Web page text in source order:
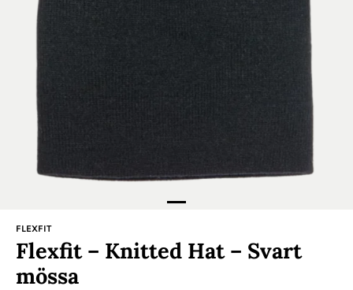
FLEXFIT
Flexfit – Knitted Hat – Svart
mössa